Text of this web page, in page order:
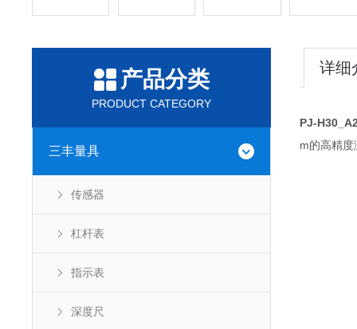
产品分类
PRODUCT CATEGORY
三丰量具
传感器
杠杆表
指示表
深度尺
详细
PJ-
m的高精